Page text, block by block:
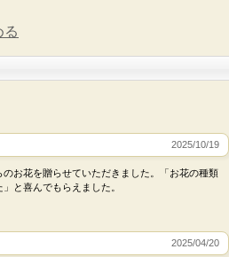
る
2025/10/19
お花を贈らせていただきました。「お花の種類
と喜んでもらえました。
2025/04/20